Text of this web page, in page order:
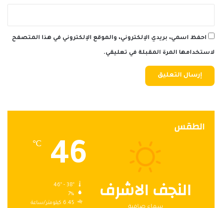
احفظ اسمي، بريدي الإلكتروني، والموقع الإلكتروني في هذا المتصفح
لاستخدامها المرة المقبلة في تعليقي.
الطقس
النجف الاشرف
46
℃
7%
6.45 كيلومتر/ساعة